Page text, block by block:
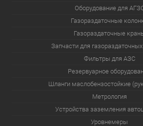
Оборудование для
Газораздаточные
Газораздаточные
Запчасти для
Фильтры для АЗС
Резервуарное
Шланги маслобензостойкие
Метрология
Устройства заземления
Уровнемеры